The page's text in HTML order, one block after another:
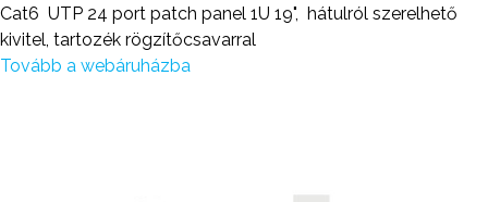
Cat6 UTP 24 port patch panel 1U 19", hátulról szerelhető
kivitel, tartozék rögzítőcsavarral
Tovább a webáruházba